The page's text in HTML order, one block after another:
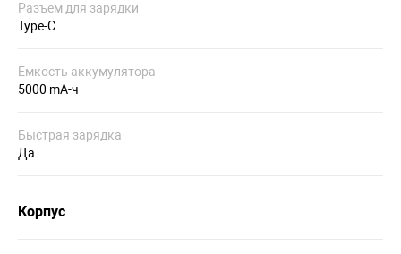
Разъем для зарядки
Type-C
Емкость аккумулятора
5000 mA-ч
Быстрая зарядка
Да
Корпус